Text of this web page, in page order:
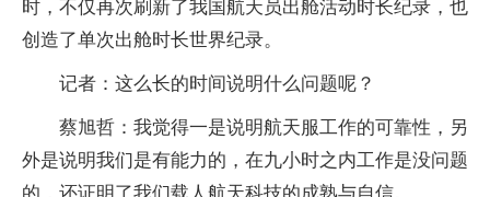
时，不仅再次刷新了我国航天员出舱活动时长纪录，也
创造了单次出舱时长世界纪录。
记者：这么长的时间说明什么问题呢？
蔡旭哲：我觉得一是说明航天服工作的可靠性，另
外是说明我们是有能力的，在九小时之内工作是没问题